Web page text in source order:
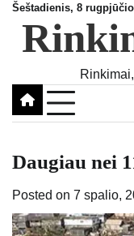
Skip
content
Šeštadienis, 8
Daugiau nei
Posted on 7 spalio,